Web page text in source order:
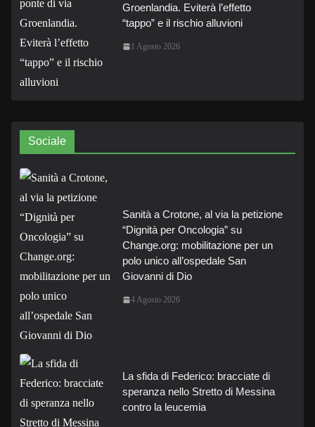
Groenlandia. Eviterà l’effetto
“tappo” e il rischio alluvioni
1 Agosto 2026
Sociale
Sanità a Crotone, al via la petizione
“Dignità per Oncologia” su
Change.org: mobilitazione per un
polo unico all’ospedale San
Giovanni di Dio
4 Agosto 2026
La sfida di Federico: bracciate di
speranza nello Stretto di Messina
contro la leucemia